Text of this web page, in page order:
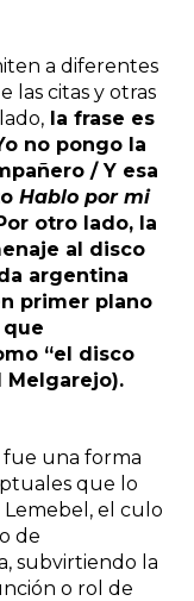
a diferentes
las citas y otras
la frase es
no pongo la
/ Y esa
Hablo por mi
otro lado, la
al disco
argentina
primer plano
“el disco
Melgarejo).
una forma
que lo
Lemebel, el culo
de
subvirtiendo la
o rol de